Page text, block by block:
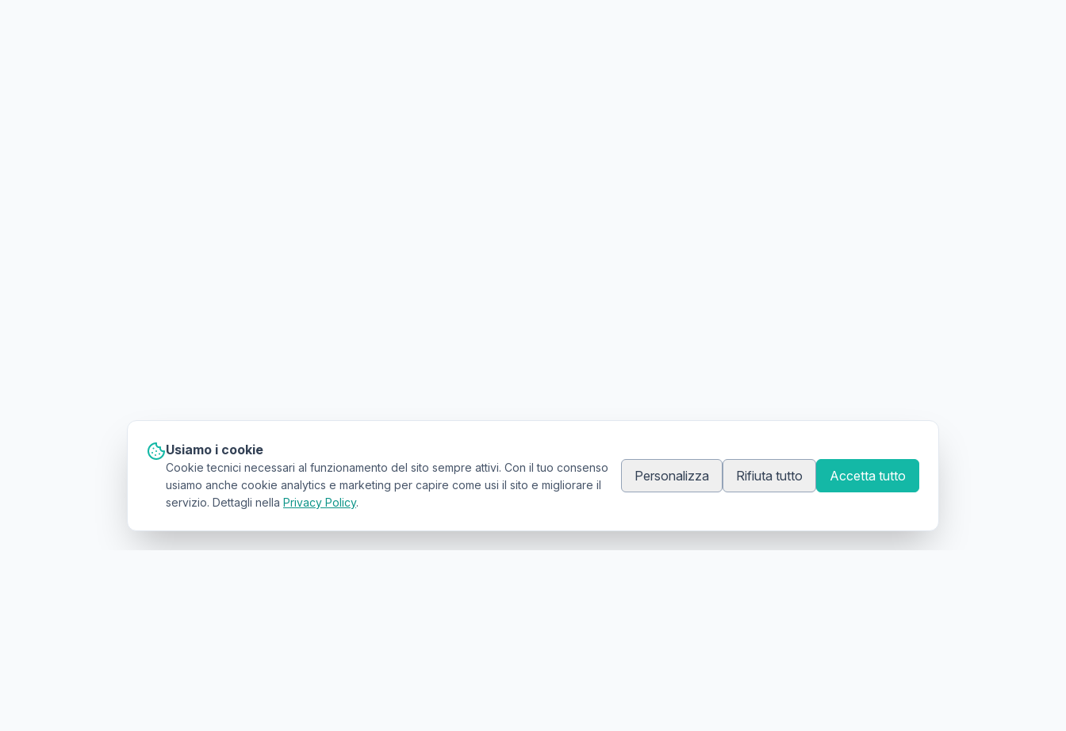
Usiamo i cookie
Cookie tecnici necessari al funzionamento del sito sempre attivi. Con il tuo consenso
usiamo anche cookie analytics e marketing per capire come usi il sito e migliorare il
servizio. Dettagli nella Privacy Policy.
Personalizza Rifiuta tutto Accetta tutto